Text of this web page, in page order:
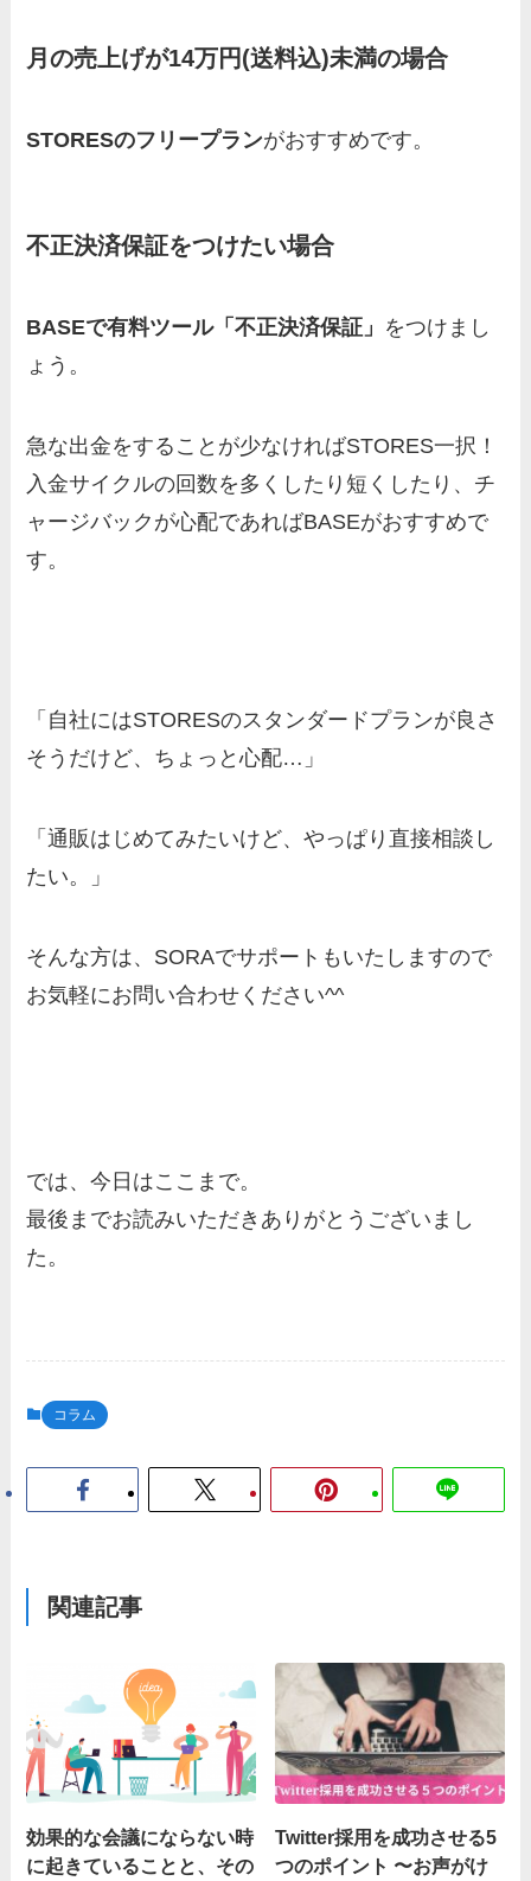
月の売上げが14万円(送料込)未満の場合
STORESのフリープランがおすすめです。
不正決済保証をつけたい場合
BASEで有料ツール「不正決済保証」 をつけまし
ょう。
急な出金をすることが少なければSTORES一択！
入金サイクルの回数を多くしたり短くしたり、チ
ャージバックが心配であればBASEがおすすめで
す。
「自社にはSTORESのスタンダードプランが良さ
そうだけど、ちょっと心配…」
「通販はじめてみたいけど、やっぱり直接相談し
たい。」
そんな方は、SORAでサポートもいたしますので
お気軽にお問い合わせください^^
では、今日はここまで。
最後までお読みいただきありがとうございまし
た。
コラム
関連記事
効果的な会議にならない時
に起きていることと、その
Twitter採用を成功させる5
つのポイント 〜お声がけ